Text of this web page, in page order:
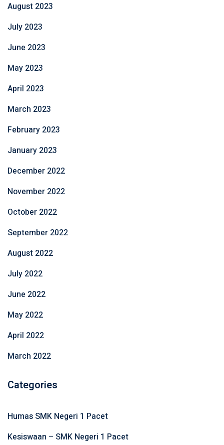
August 2023
July 2023
June 2023
May 2023
April 2023
March 2023
February 2023
January 2023
December 2022
November 2022
October 2022
September 2022
August 2022
July 2022
June 2022
May 2022
April 2022
March 2022
Categories
Humas SMK Negeri 1 Pacet
Kesiswaan – SMK Negeri 1 Pacet